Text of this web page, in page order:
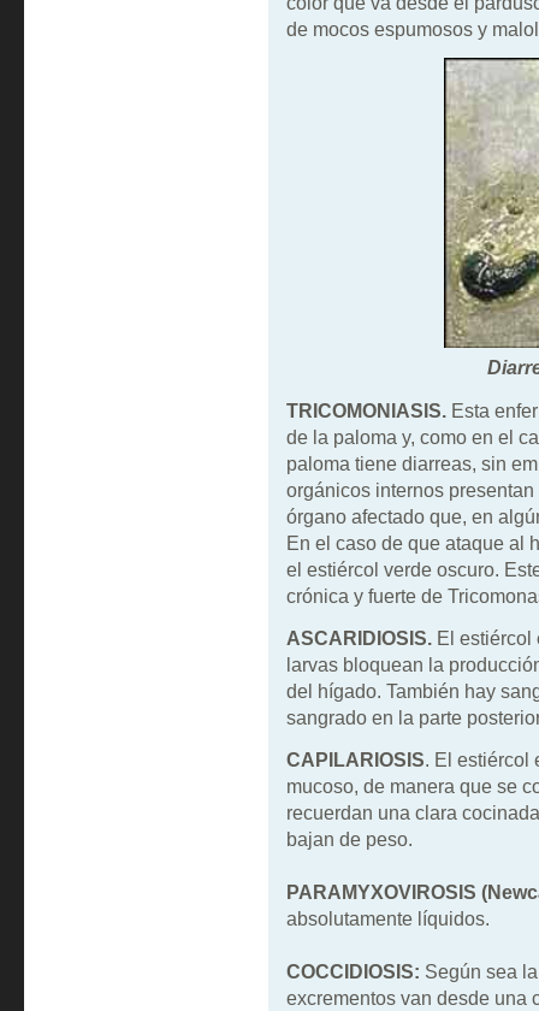
de mocos espumosos y
TRICOMONIASIS.Esta
de la paloma y, como en el
paloma tiene diarreas, sin
orgánicos internos
órgano afectado que, en
En el caso de que ataque al
el estiércol verde oscuro.
crónica y fuerte de
ASCARIDIOSIS. El estiércol
larvas bloquean la
del hígado. También hay
sangrado en la parte
CAPILARIOSIS. El estiércol
mucoso, de manera que se
recuerdan una clara
bajan de peso.
PARAMYXOVIROSIS
absolutamente líquidos.
COCCIDIOSIS: Según sea
excrementos van desde una